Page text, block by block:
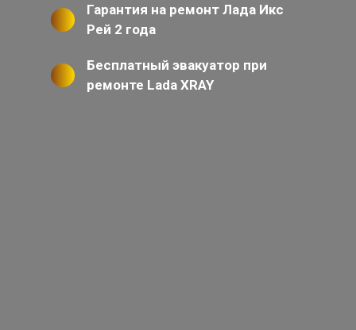
Гарантия на ремонт Лада Икс
Рей 2 года
Бесплатный эвакуатор при
ремонте Lada XRAY